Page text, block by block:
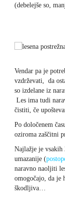
(debelejše so,
Vendar pa je
vzdrževati, da
so izdelane iz
Les ima tudi
čistiti, če
Po določenem
oziroma zaščitni
Najlažje je vsakih
umazanije (
naravno naoljiti
omogočajo, da je
škodljiva…